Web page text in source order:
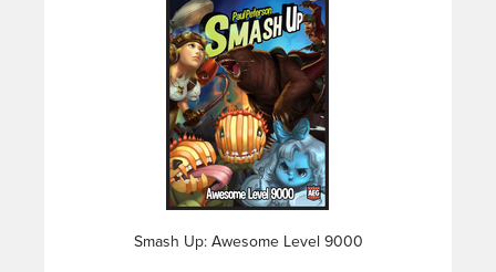
Smash Up: Awesome Level 9000